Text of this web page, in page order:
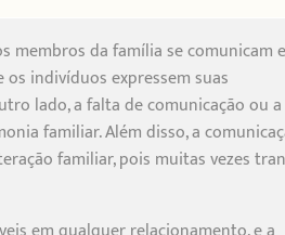
membros da família se comunicam
indivíduos expressem suas
lado, a falta de comunicação ou a
familiar. Além disso, a
familiar, pois muitas vezes